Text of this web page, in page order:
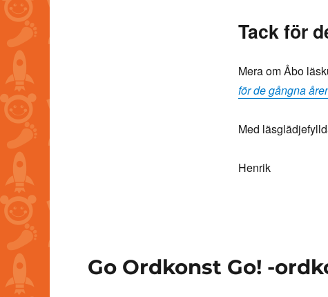
Tack för
Mera om Åbo
för de gångna
Med
Henrik
Go Ordkonst Go! -